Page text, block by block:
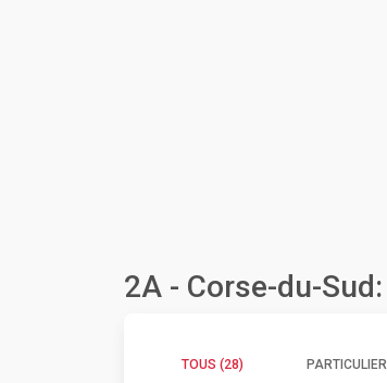
2A - Corse-du-
TOUS (28)